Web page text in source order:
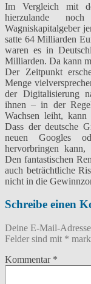
Im Vergleich mit
hierzulande
Wagniskapitalgeber
satte 64 Milliarden
waren es in
Milliarden. Da kann
Der Zeitpunkt
Menge
der Digitalisierung
ihnen – in der
Wachsen leiht,
Dass der deutsche
neuen Googles
hervorbringen
Den fantastischen
auch beträchtliche
nicht in die
Schreibe einen
Deine E-Mail-
Felder sind mit *
Kommentar *